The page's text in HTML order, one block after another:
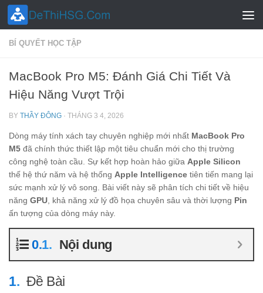
Skip to content
BÍ QUYẾT HỌC TẬP
MacBook Pro M5: Đánh Giá Chi Tiết Và
Hiệu Năng Vượt Trội
BY THẦY ĐÔNG · THÁNG 3 4, 2026
Dòng máy tính xách tay chuyên nghiệp mới nhất MacBook Pro
M5 đã chính thức thiết lập một tiêu chuẩn mới cho thị trường
công nghệ toàn cầu. Sự kết hợp hoàn hảo giữa Apple Silicon
thế hệ thứ năm và hệ thống Apple Intelligence tiên tiến mang lại
sức mạnh xử lý vô song. Bài viết này sẽ phân tích chi tiết về hiệu
năng GPU, khả năng xử lý đồ họa chuyên sâu và thời lượng Pin
ấn tượng của dòng máy này.
Nội dung
Đề Bài